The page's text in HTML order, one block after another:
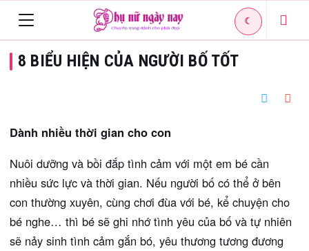
navigation
☾
8 BIỂU HIỆN CỦA NGƯỜI BỐ TỐT
Dành nhiều thời gian cho con
Nuôi dưỡng và bồi đắp tình cảm với một em bé cần
nhiều sức lực và thời gian. Nếu người bố có thể ở bên
con thường xuyên, cùng chơi đùa với bé, kể chuyện cho
bé nghe… thì bé sẽ ghi nhớ tình yêu của bố và tự nhiên
sẽ nảy sinh tình cảm gắn bó, yêu thương tương đương